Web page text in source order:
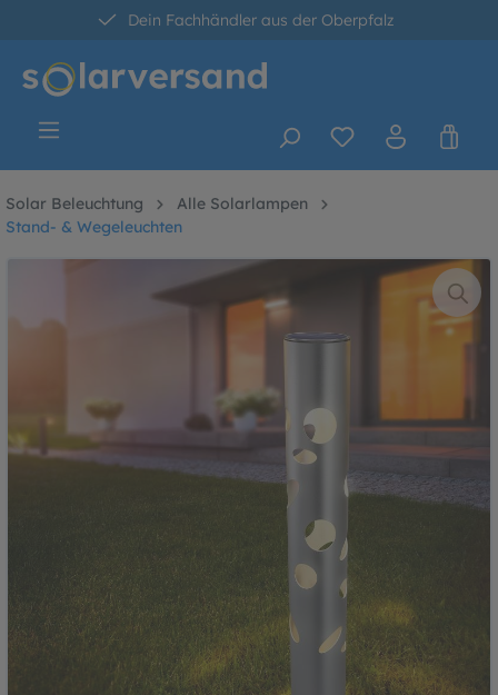
springen
Dein Fachhändler aus der Oberpfalz
30 Tage kostenlose Retoure
Solar Beleuchtung
Alle Solarlampen
Stand- & Wegeleuchten